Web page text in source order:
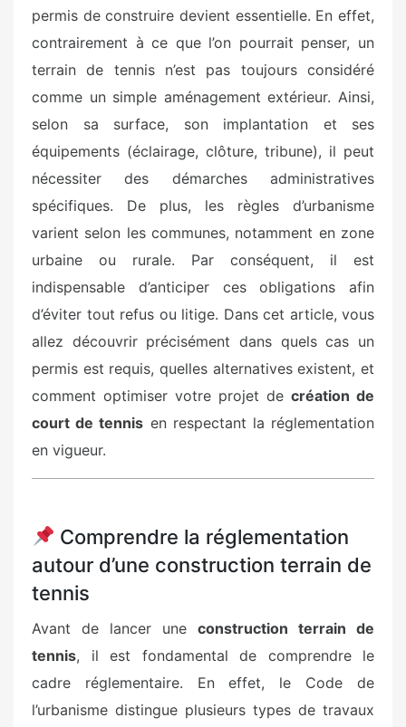
permis de construire devient essentielle. En effet,
contrairement à ce que l’on pourrait penser, un
terrain de tennis n’est pas toujours considéré
comme un simple aménagement extérieur. Ainsi,
selon sa surface, son implantation et ses
équipements (éclairage, clôture, tribune), il peut
nécessiter des démarches administratives
spécifiques. De plus, les règles d’urbanisme
varient selon les communes, notamment en zone
urbaine ou rurale. Par conséquent, il est
indispensable d’anticiper ces obligations afin
d’éviter tout refus ou litige. Dans cet article, vous
allez découvrir précisément dans quels cas un
permis est requis, quelles alternatives existent, et
comment optimiser votre projet de création de
court de tennis en respectant la réglementation
en vigueur.
Comprendre la réglementation
autour d’une construction terrain de
tennis
Avant de lancer une construction terrain de
tennis, il est fondamental de comprendre le
cadre réglementaire. En effet, le Code de
l’urbanisme distingue plusieurs types de travaux